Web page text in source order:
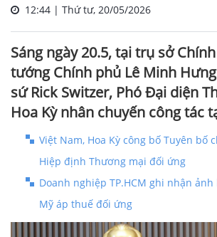
12:44 | Thứ tư, 20/05/2026
Sáng ngày 20.5, tại trụ sở
tướng Chính phủ Lê Minh
sứ Rick Switzer, Phó Đại diện
Hoa Kỳ nhân chuyến công tác
Việt Nam, Hoa Kỳ công bố Tuyên bố
Hiệp định Thương mại đối ứng
Doanh nghiệp TP.HCM ghi nhận
Mỹ áp thuế đối ứng